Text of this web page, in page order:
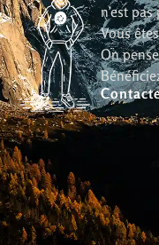
n’est
Vous
On